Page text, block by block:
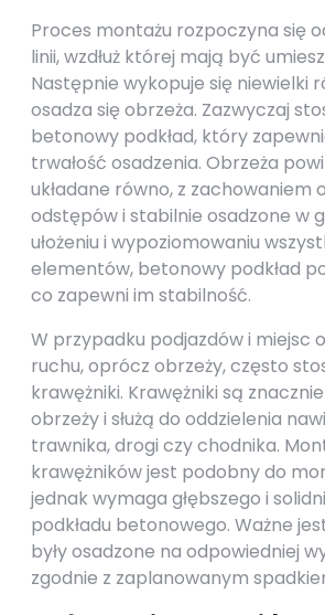
Proces montażu rozpoczyna się
linii, wzdłuż której mają być
Następnie wykopuje się niewielki
osadza się obrzeża. Zazwyczaj
betonowy podkład, który
trwałość osadzenia. Obrzeża
układane równo, z zachowaniem
odstępów i stabilnie osadzone w
ułożeniu i wypoziomowaniu
elementów, betonowy podkład
co zapewni im stabilność.
W przypadku podjazdów i miejsc
ruchu, oprócz obrzeży, często
krawężniki. Krawężniki są
obrzeży i służą do oddzielenia
trawnika, drogi czy chodnika.
krawężników jest podobny do
jednak wymaga głębszego i
podkładu betonowego. Ważne
były osadzone na odpowiedniej
zgodnie z zaplanowanym